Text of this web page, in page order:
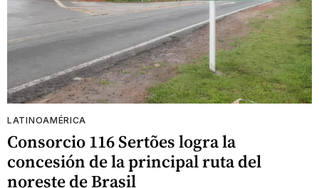
LATINOAMÉRICA
Consorcio 116 Sertões logra la
concesión de la principal ruta del
noreste de Brasil